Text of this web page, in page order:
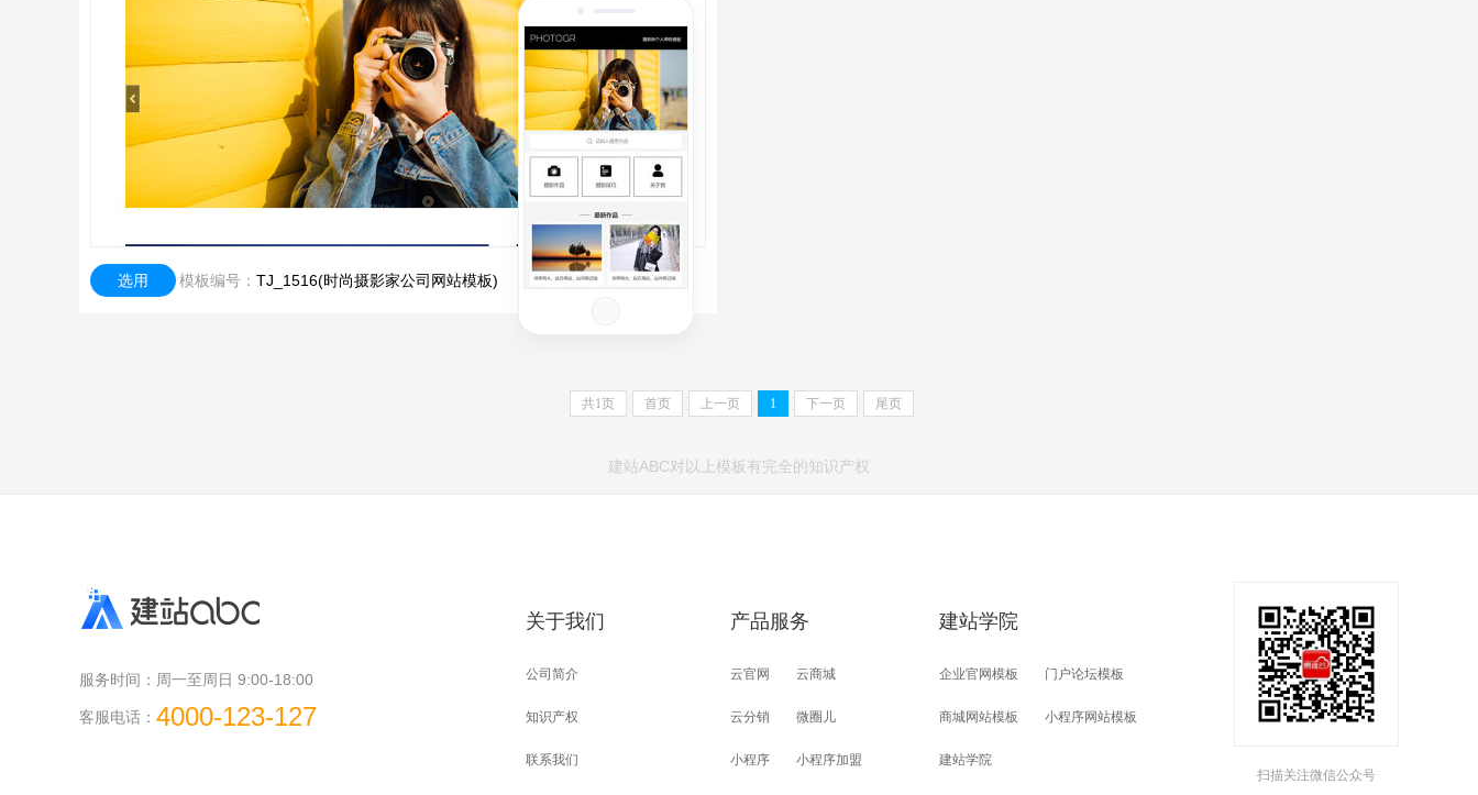
选用 模板编号： TJ_1516(时尚摄影家公司网站模板)
共1页 首页 上一页 1 下一页 尾页
建站ABC对以上模板有完全的知识产权
服务时间： 周一至周日 9:00-18:00
客服电话： 4000-123-127
关于我们
公司简介
知识产权
联系我们
产品服务
云官网 云商城
云分销 微圈儿
小程序 小程序加盟
建站学院
企业官网模板 门户论坛模板
商城网站模板 小程序网站模板
建站学院
扫描关注微信公众号